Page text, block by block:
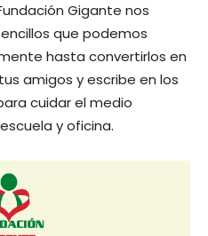
Gigante nos
que podemos
hasta convertirlos en
amigos y escribe en los
cuidar el medio
y oficina.